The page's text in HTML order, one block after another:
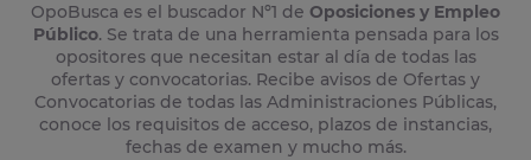
OpoBusca es el buscador Nº1 de Oposiciones y Empleo
Público. Se trata de una herramienta pensada para los
opositores que necesitan estar al día de todas las
ofertas y convocatorias. Recibe avisos de Ofertas y
Convocatorias de todas las Administraciones Públicas,
conoce los requisitos de acceso, plazos de instancias,
fechas de examen y mucho más.